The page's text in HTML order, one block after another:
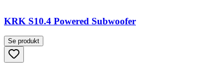
KRK S10.4 Powered Subwoofer
Se produkt